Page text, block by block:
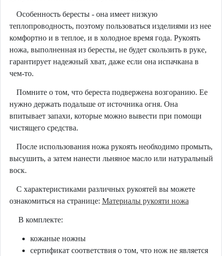
Особенность бересты - она имеет низкую
теплопроводность, поэтому пользоваться изделиями из нее
комфортно и в теплое, и в холодное время года. Рукоять
ножа, выполненная из бересты, не будет скользить в руке,
гарантирует надежный хват, даже если она испачкана в
чем-то.
Помните о том, что береста подвержена возгоранию. Ее
нужно держать подальше от источника огня. Она
впитывает запахи, которые можно вывести при помощи
чистящего средства.
После использования ножа рукоять необходимо промыть,
высушить, а затем нанести льняное масло или натуральный
воск.
С характеристиками различных рукоятей вы можете
ознакомиться на странице: Материалы рукояти ножа
В комплекте:
кожаные ножны
сертификат соответствия о том, что нож не является